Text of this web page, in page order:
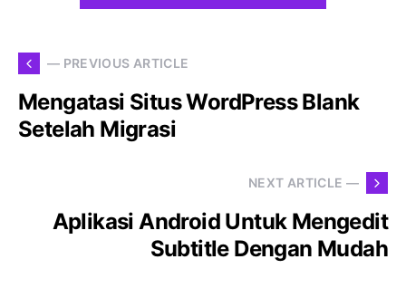
— PREVIOUS ARTICLE
Mengatasi Situs WordPress Blank
Setelah Migrasi
NEXT ARTICLE —
Aplikasi Android Untuk Mengedit
Subtitle Dengan Mudah